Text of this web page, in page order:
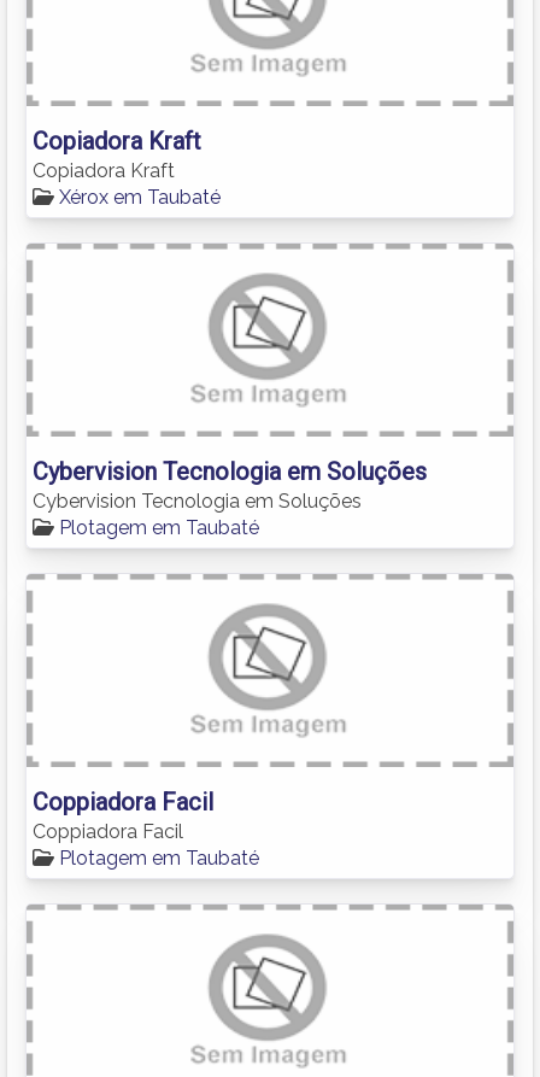
Copiadora Kraft
Copiadora Kraft
Xérox em Taubaté
Cybervision Tecnologia em Soluções
Cybervision Tecnologia em Soluções
Plotagem em Taubaté
Coppiadora Facil
Coppiadora Facil
Plotagem em Taubaté